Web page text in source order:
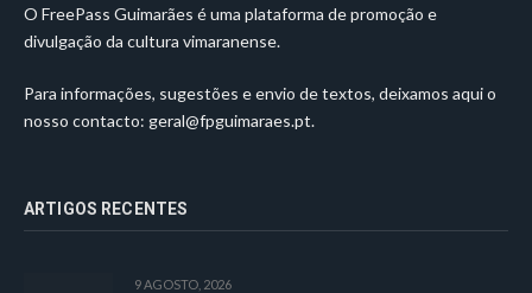
O FreePass Guimarães é uma plataforma de promoção e
divulgação da cultura vimaranense.
Para informações, sugestões e envio de textos, deixamos aqui o
nosso contacto: geral@fpguimaraes.pt.
ARTIGOS RECENTES
9 AGOSTO, 2026